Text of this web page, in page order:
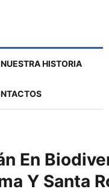
NUESTRA HISTORIA
En
Y Santa